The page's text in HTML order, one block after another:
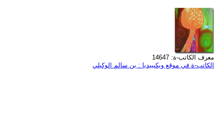
معرف الكاتب-ة: 14647
الكاتب-ة في موقع ويكيبيديا : بن سالم الوكيلي